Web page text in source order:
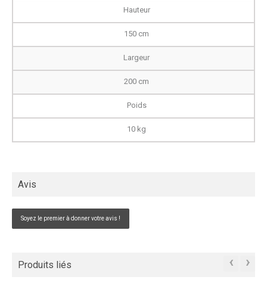
Hauteur
150 cm
Largeur
200 cm
Poids
10 kg
Avis
Soyez le premier à donner votre avis !
Produits liés ‹ ›